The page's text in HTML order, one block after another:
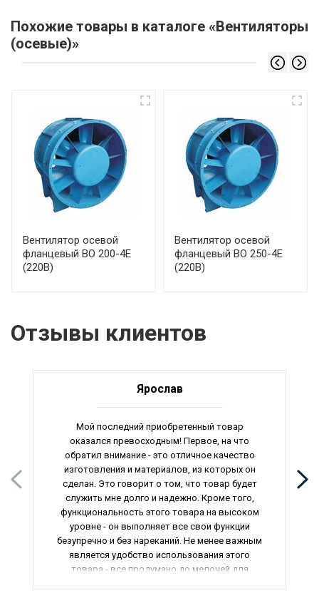
Похожие товары в каталоге «Вентиляторы
(осевые)»
Вентилятор осевой
фланцевый ВО 200-4Е
(220В)
Вентилятор осевой
фланцевый ВО 250-4Е
(220В)
Отзывы клиентов
Ярослав
Мой последний приобретенный товар
оказался превосходным! Первое, на что
обратил внимание - это отличное качество
изготовления и материалов, из которых он
сделан. Это говорит о том, что товар будет
служить мне долго и надежно. Кроме того,
функциональность этого товара на высоком
уровне - он выполняет все свои функции
безупречно и без нареканий. Не менее важным
является удобство использования этого
товара - все продумано до мелочей для